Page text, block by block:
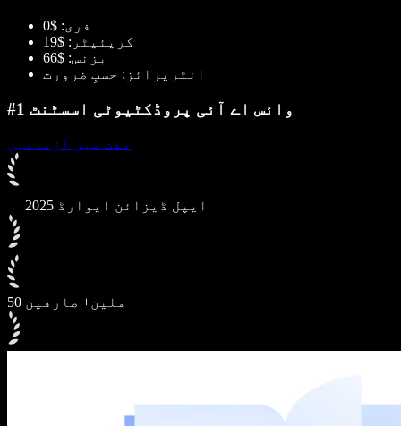
فری: $0
کریئیٹر: $19
بزنس: $66
انٹرپرائز: حسبِ ضرورت
#1 وائس اے آئی پروڈکٹیوٹی اسسٹنٹ
مفت میں آزمائیں
2025 ایپل ڈیزائن ایوارڈ
50 ملین+ صارفین